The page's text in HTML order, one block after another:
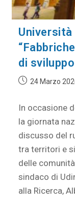
Università
di
24 Marzo
In occasione
la giornata
discusso del
tra territori e
delle
sindaco di
alla Ricerca,